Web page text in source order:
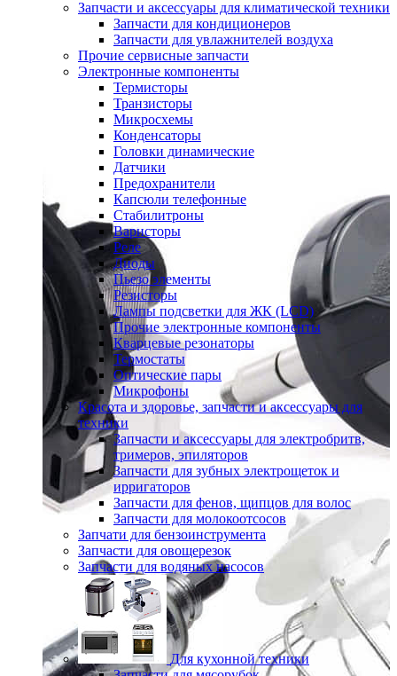
Запчасти и аксессуары для климатической техники
Запчасти для кондиционеров
Запчасти для увлажнителей воздуха
Прочие сервисные запчасти
Электронные компоненты
Термисторы
Транзисторы
Микросхемы
Конденсаторы
Головки динамические
Датчики
Предохранители
Капсюли телефонные
Стабилитроны
Варисторы
Реле
Диоды
Пьезо элементы
Резисторы
Лампы подсветки для ЖК (LCD)
Прочие электронные компоненты
Кварцевые резонаторы
Термостаты
Оптические пары
Микрофоны
Красота и здоровье, запчасти и аксессуары для
техники
Запчасти и аксессуары для электробритв,
тримеров, эпиляторов
Запчасти для зубных электрощеток и
ирригаторов
Запчасти для фенов, щипцов для волос
Запчасти для молокоотсосов
Запчати для бензоинструмента
Запчасти для овощерезок
Запчасти для водяных насосов
Для кухонной техники